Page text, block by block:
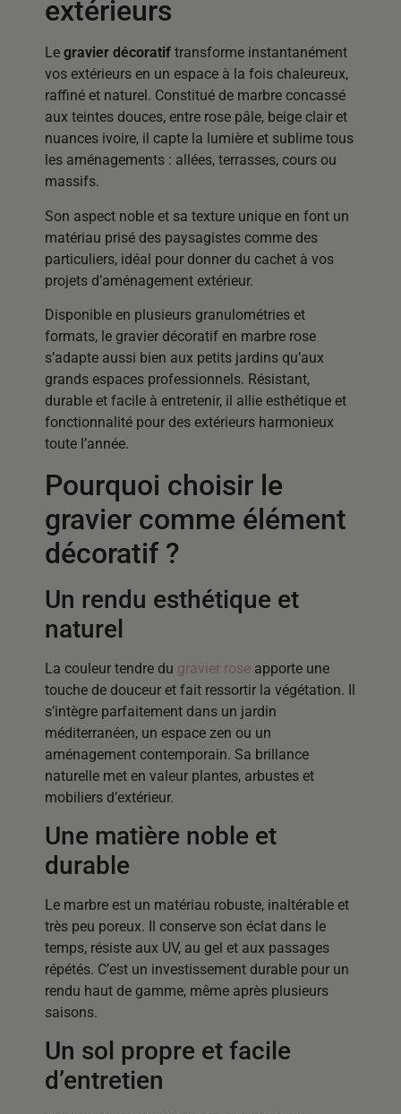
extérieurs
Le gravier décoratif transforme instantanément
vos extérieurs en un espace à la fois chaleureux,
raffiné et naturel. Constitué de marbre concassé
aux teintes douces, entre rose pâle, beige clair et
nuances ivoire, il capte la lumière et sublime tous
les aménagements : allées, terrasses, cours ou
massifs.
Son aspect noble et sa texture unique en font un
matériau prisé des paysagistes comme des
particuliers, idéal pour donner du cachet à vos
projets d’aménagement extérieur.
Disponible en plusieurs granulométries et
formats, le gravier décoratif en marbre rose
s’adapte aussi bien aux petits jardins qu’aux
grands espaces professionnels. Résistant,
durable et facile à entretenir, il allie esthétique et
fonctionnalité pour des extérieurs harmonieux
toute l’année.
Pourquoi choisir le
gravier comme élément
décoratif ?
Un rendu esthétique et
naturel
La couleur tendre du gravier rose apporte une
touche de douceur et fait ressortir la végétation. Il
s’intègre parfaitement dans un jardin
méditerranéen, un espace zen ou un
aménagement contemporain. Sa brillance
naturelle met en valeur plantes, arbustes et
mobiliers d’extérieur.
Une matière noble et
durable
Le marbre est un matériau robuste, inaltérable et
très peu poreux. Il conserve son éclat dans le
temps, résiste aux UV, au gel et aux passages
répétés. C’est un investissement durable pour un
rendu haut de gamme, même après plusieurs
saisons.
Un sol propre et facile
d’entretien